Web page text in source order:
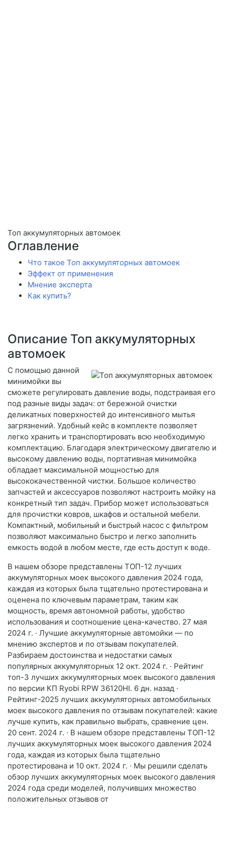
Топ аккумуляторных автомоек
Оглавление
Что такое Топ аккумуляторных автомоек
Эффект от применения
Мнение эксперта
Как купить?
Описание Топ аккумуляторных
автомоек
С помощью данной
минимойки вы
сможете регулировать давление воды, подстраивая его
под разные виды задач: от бережной очистки
деликатных поверхностей до интенсивного мытья
загрязнений. Удобный кейс в комплекте позволяет
легко хранить и транспортировать всю необходимую
комплектацию. Благодаря электрическому двигателю и
высокому давлению воды, портативная минимойка
обладает максимальной мощностью для
высококачественной чистки. Большое количество
запчастей и аксессуаров позволяют настроить мойку на
конкретный тип задач. Прибор может использоваться
для прочистки ковров, шкафов и остальной мебели.
Компактный, мобильный и быстрый насос с фильтром
позволяют максимально быстро и легко заполнить
емкость водой в любом месте, где есть доступ к воде.
В нашем обзоре представлены ТОП-12 лучших
аккумуляторных моек высокого давления 2024 года,
каждая из которых была тщательно протестирована и
оценена по ключевым параметрам, таким как
мощность, время автономной работы, удобство
использования и соотношение цена-качество. 27 мая
2024 г. · Лучшие аккумуляторные автомойки — по
мнению экспертов и по отзывам покупателей.
Разбираем достоинства и недостатки самых
популярных аккумуляторных 12 окт. 2024 г. · Рейтинг
топ-3 лучших аккумуляторных моек высокого давления
по версии КП Ryobi RPW 36120HI. 6 дн. назад ·
Рейтинг-2025 лучших аккумуляторных автомобильных
моек высокого давления по отзывам покупателей: какие
лучше купить, как правильно выбрать, сравнение цен.
20 сент. 2024 г. · В нашем обзоре представлены ТОП-12
лучших аккумуляторных моек высокого давления 2024
года, каждая из которых была тщательно
протестирована и 10 окт. 2024 г. · Мы решили сделать
обзор лучших аккумуляторных моек высокого давления
2024 года среди моделей, получивших множество
положительных отзывов от